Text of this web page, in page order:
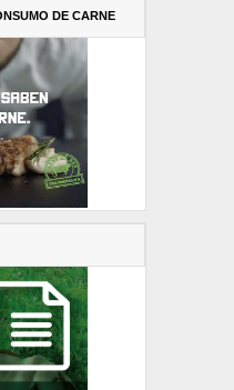
DE CARNE